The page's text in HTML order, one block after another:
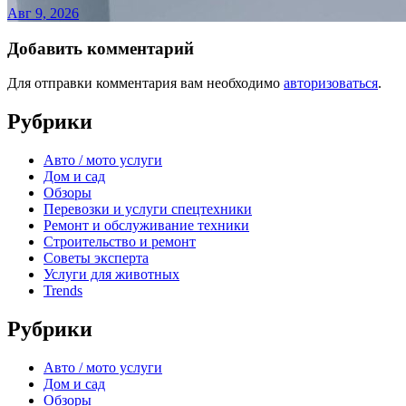
Авг 9, 2026
Добавить комментарий
Для отправки комментария вам необходимо авторизоваться.
Рубрики
Авто / мото услуги
Дом и сад
Обзоры
Перевозки и услуги спецтехники
Ремонт и обслуживание техники
Строительство и ремонт
Советы эксперта
Услуги для животных
Trends
Рубрики
Авто / мото услуги
Дом и сад
Обзоры